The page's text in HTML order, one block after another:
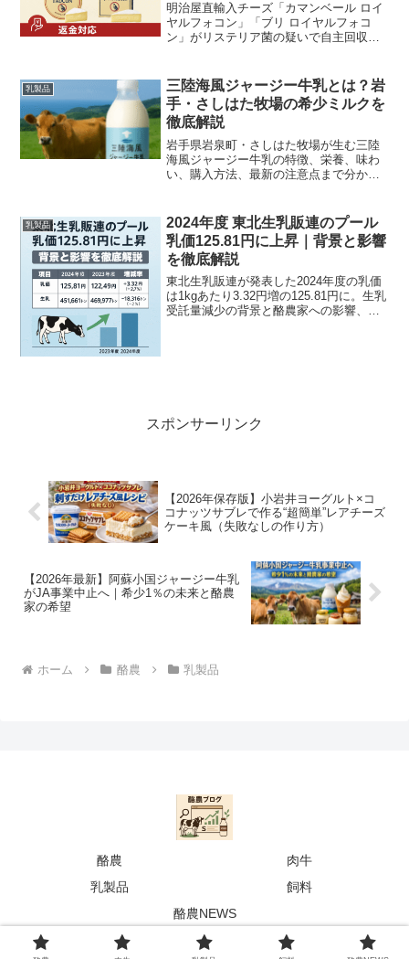
明治屋直輸入チーズ「カマンベール ロイ
ヤルフォコン」「ブリ ロイヤルフォコ
ン」がリステリア菌の疑いで自主回収。
乳製品
三陸海風ジャージー牛乳とは？岩
手・さしはた牧場の希少ミルクを
徹底解説
岩手県岩泉町・さしはた牧場が生む三陸
海風ジャージー牛乳の特徴、栄養、味わ
い、購入方法、最新の注意点まで分かり
しみ方まで丁寧に紹介。
乳製品
2024年度 東北生乳販連のプール
乳価125.81円に上昇｜背景と影響
を徹底解説
東北生乳販連が発表した2024年度の乳価
は1kgあたり3.32円増の125.81円に。生乳
受託量減少の背景と酪農家への影響、今
スポンサーリンク
【2026年保存版】小岩井ヨーグルト×コ
コナッツサブレで作る“超簡単”レアチーズ
ケーキ風（失敗なしの作り方）
【2026年最新】阿蘇小国ジャージー牛乳
がJA事業中止へ｜希少1％の未来と酪農
家の希望
ホーム 酪農 乳製品
酪農
肉牛
乳製品
飼料
酪農NEWS
© 2025 らくする|酪農専門メディア.